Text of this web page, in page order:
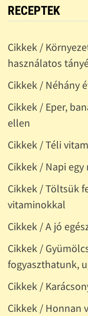
RECEPTEK
Cikkek /
használatos
Cikkek / Néhány
Cikkek / Eper,
ellen
Cikkek / Téli
Cikkek / Napi
Cikkek / Töltsük
vitaminokkal
Cikkek / A jó
Cikkek /
fogyaszthatunk,
Cikkek /
Cikkek / Honnan